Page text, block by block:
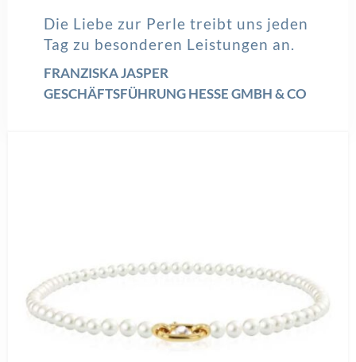
Die Liebe zur Perle treibt uns jeden
Tag zu besonderen Leistungen an.
FRANZISKA JASPER
GESCHÄFTSFÜHRUNG HESSE GMBH & CO